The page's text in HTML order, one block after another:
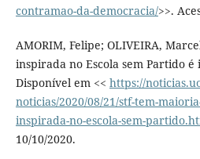
contramao-da-democracia/>>.
AMORIM, Felipe; OLIVEIRA,
inspirada no Escola sem Partido
Disponível em << https://
noticias/2020/08/21/stf-tem-
inspirada-no-escola-sem-
10/10/2020.